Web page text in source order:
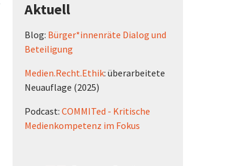
Aktuell
Blog: Bürger*innenräte Dialog und
Beteiligung
Medien.Recht.Ethik: überarbeitete
Neuauflage (2025)
Podcast: COMMITed - Kritische
Medienkompetenz im Fokus